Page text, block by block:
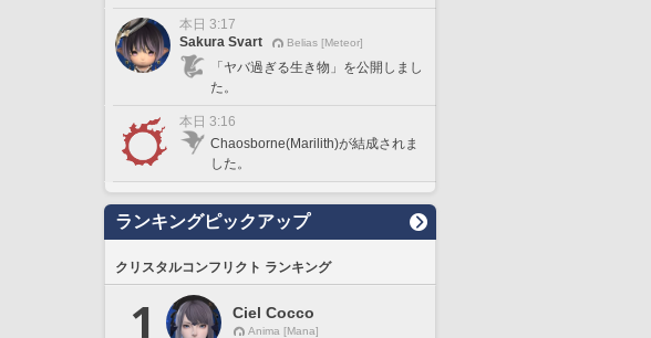
本日 3:17
Sakura Svart
Belias [Meteor]
「ヤバ過ぎる生き物」を公開しまし
た。
本日 3:16
Chaosborne(Marilith)が結成されま
した。
ランキングピックアップ
クリスタルコンフリクト ランキング
1 Ciel Cocco
Anima [Mana]